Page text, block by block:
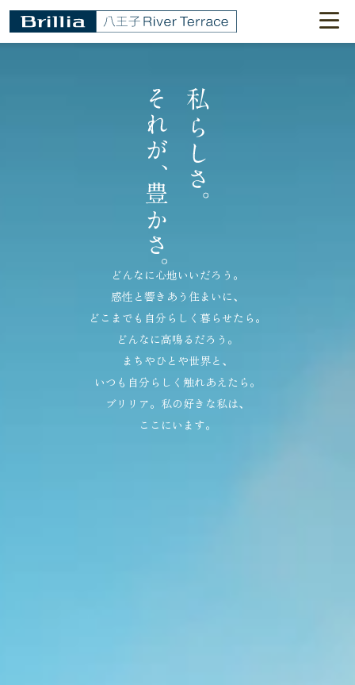
どんなに心地いいだろう。
感性と響きあう住まいに、
どこまでも自分らしく暮らせたら。
どんなに高鳴るだろう。
まちやひとや世界と、
いつも自分らしく触れあえたら。
ブリリア。私の好きな私は、
ここにいます。